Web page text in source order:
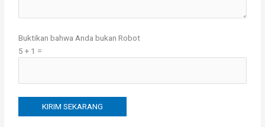
Buktikan bahwa Anda bukan Robot
5 + 1 =